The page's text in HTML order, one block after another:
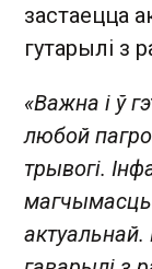
застаецца
гутарылі з
«Важна і ў
любой
трывогі.
магчымасць